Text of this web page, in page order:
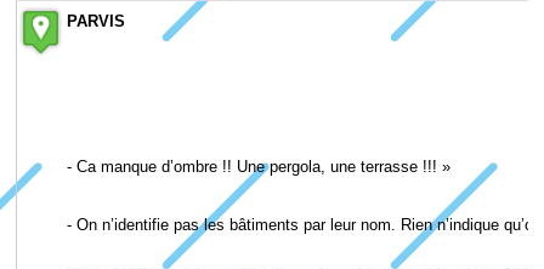
PARVIS
- Ca manque d’ombre !! Une pergola, une terrasse !!! »
- On n’identifie pas les bâtiments par leur nom. Rien n’indique